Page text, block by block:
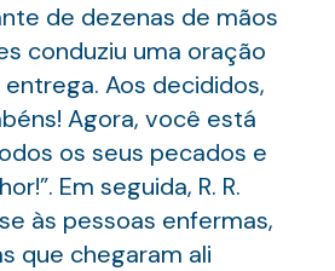
de dezenas de mãos
conduziu uma oração
Aos decididos,
Agora, você está
os seus pecados e
Em seguida, R. R.
às pessoas enfermas,
que chegaram ali